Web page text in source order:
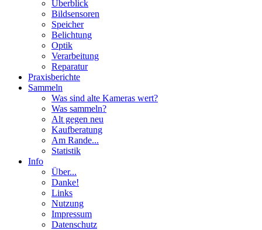
Überblick
Bildsensoren
Speicher
Belichtung
Optik
Verarbeitung
Reparatur
Praxisberichte
Sammeln
Was sind alte Kameras wert?
Was sammeln?
Alt gegen neu
Kaufberatung
Am Rande...
Statistik
Info
Über...
Danke!
Links
Nutzung
Impressum
Datenschutz